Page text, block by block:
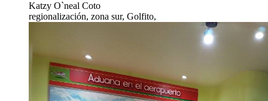
Katzy O`neal Coto
regionalización, zona sur, Golfito,